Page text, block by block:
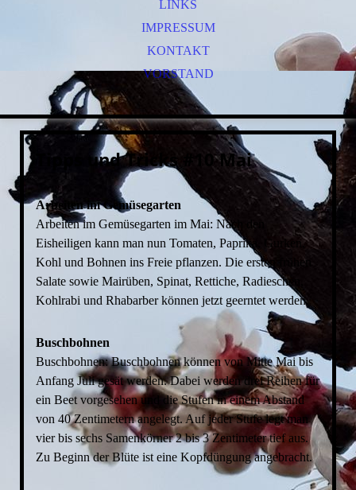
LINKS
IMPRESSUM
KONTAKT
VORSTAND
Tipps und Tricks #10 Mai
Arbeiten im Gemüsegarten
Arbeiten im Gemüsegarten im Mai: Nach den
Eisheiligen kann man nun Tomaten, Paprika, Gurken,
Kohl und Bohnen ins Freie pflanzen. Die ersten frühen
Salate sowie Mairüben, Spinat, Rettiche, Radieschen,
Kohlrabi und Rhabarber können jetzt geerntet werden.
Buschbohnen
Buschbohnen: Buschbohnen können von Mitte Mai bis
Anfang Juli gesät werden. Dabei werden drei Reihen für
ein Beet vorgesehen und die Stufen in einem Abstand
von 40 Zentimetern angelegt. Auf jeder Stufe legt man
vier bis sechs Samenkörner 2 bis 3 Zentimeter tief aus.
Zu Beginn der Blüte ist eine Kopfdüngung angebracht.